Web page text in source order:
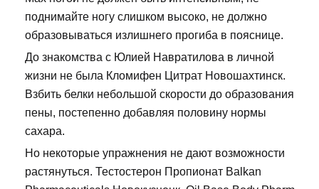
поднимайте ногу слишком высоко, не должно
образовываться излишнего прогиба в пояснице.
До знакомства с Юлией Навратилова в личной
жизни не была Кломифен Цитрат Новошахтинск.
Взбить белки небольшой скорости до образования
пены, постепенно добавляя половину нормы
сахара.
Но некоторые упражнения не дают возможности
растянуться. Тестостерон Пропионат Balkan